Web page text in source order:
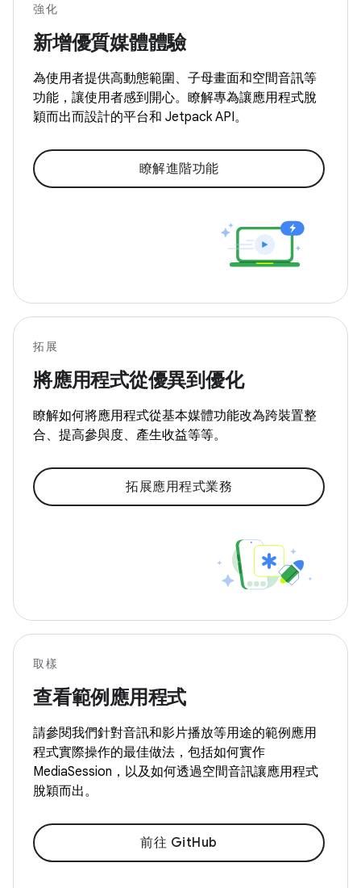
強化
新增優質媒體體驗
為使用者提供高動態範圍、子母畫面和空間音訊等
功能，讓使用者感到開心。瞭解專為讓應用程式脫
穎而出而設計的平台和 Jetpack API。
瞭解進階功能
拓展
將應用程式從優異到優化
瞭解如何將應用程式從基本媒體功能改為跨裝置整
合、提高參與度、產生收益等等。
拓展應用程式業務
取樣
查看範例應用程式
請參閱我們針對音訊和影片播放等用途的範例應用
程式實際操作的最佳做法，包括如何實作
MediaSession，以及如何透過空間音訊讓應用程式
脫穎而出。
前往 GitHub